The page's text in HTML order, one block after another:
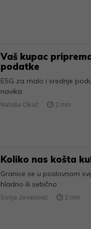
Vaš kupac
podatke
ESG za malo i srednje
navika
Nataša Cikač 2 min
Koliko nas košta
Granice se u poslovnom
hladno ili sebično
Sonja Jovanović 2 min